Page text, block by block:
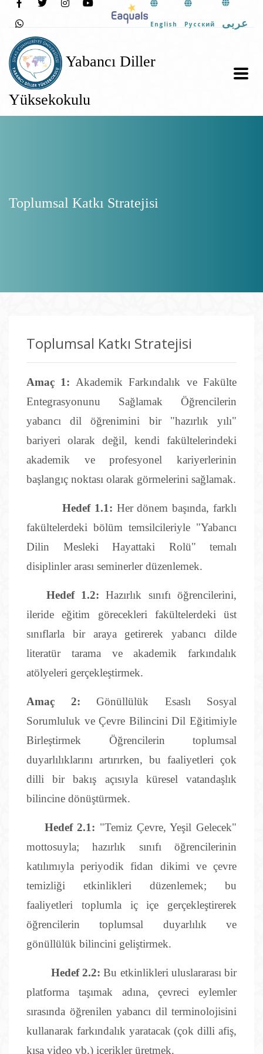
English Pусский عربى
Yabancı Diller
Yüksekokulu
Toplumsal Katkı Stratejisi
Toplumsal Katkı Stratejisi
Amaç 1: Akademik Farkındalık ve Fakülte
Entegrasyonunu Sağlamak Öğrencilerin
yabancı dil öğrenimini bir "hazırlık yılı"
bariyeri olarak değil, kendi fakültelerindeki
akademik ve profesyonel kariyerlerinin
başlangıç noktası olarak görmelerini sağlamak.
Hedef 1.1: Her dönem başında, farklı
fakültelerdeki bölüm temsilcileriyle "Yabancı
Dilin Mesleki Hayattaki Rolü" temalı
disiplinler arası seminerler düzenlemek.
Hedef 1.2:Hazırlık sınıfı öğrencilerini,
ileride eğitim görecekleri fakültelerdeki üst
sınıflarla bir araya getirerek yabancı dilde
literatür tarama ve akademik farkındalık
atölyeleri gerçekleştirmek.
Amaç 2: Gönüllülük Esaslı Sosyal
Sorumluluk ve Çevre Bilincini Dil Eğitimiyle
Birleştirmek Öğrencilerin toplumsal
duyarlılıklarını artırırken, bu faaliyetleri çok
dilli bir bakış açısıyla küresel vatandaşlık
bilincine dönüştürmek.
Hedef 2.1: "Temiz Çevre, Yeşil Gelecek"
mottosuyla; hazırlık sınıfı öğrencilerinin
katılımıyla periyodik fidan dikimi ve çevre
temizliği etkinlikleri düzenlemek; bu
faaliyetleri toplumla iç içe gerçekleştirerek
öğrencilerin toplumsal duyarlılık ve
gönüllülük bilincini geliştirmek.
Hedef 2.2: Bu etkinlikleri uluslararası bir
platforma taşımak adına, çevreci eylemler
sırasında öğrenilen yabancı dil terminolojisini
kullanarak farkındalık yaratacak (çok dilli afiş,
kısa video vb.) içerikler üretmek.